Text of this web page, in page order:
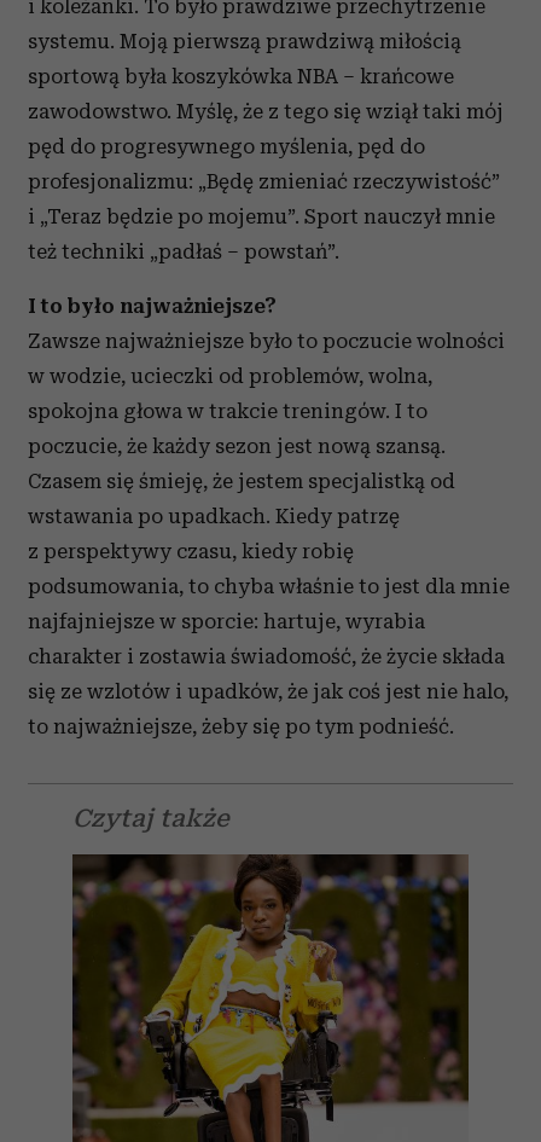
i koleżanki. To było prawdziwe przechytrzenie
systemu. Moją pierwszą prawdziwą miłością
sportową była koszykówka NBA – krańcowe
zawodowstwo. Myślę, że z tego się wziął taki mój
pęd do progresywnego myślenia, pęd do
profesjonalizmu: „Będę zmieniać rzeczywistość”
i „Teraz będzie po mojemu”. Sport nauczył mnie
też techniki „padłaś – powstań”.
I to było najważniejsze?
Zawsze najważniejsze było to poczucie wolności
w wodzie, ucieczki od problemów, wolna,
spokojna głowa w trakcie treningów. I to
poczucie, że każdy sezon jest nową szansą.
Czasem się śmieję, że jestem specjalistką od
wstawania po upadkach. Kiedy patrzę
z perspektywy czasu, kiedy robię
podsumowania, to chyba właśnie to jest dla mnie
najfajniejsze w sporcie: hartuje, wyrabia
charakter i zostawia świadomość, że życie składa
się ze wzlotów i upadków, że jak coś jest nie halo,
to najważniejsze, żeby się po tym podnieść.
Czytaj także